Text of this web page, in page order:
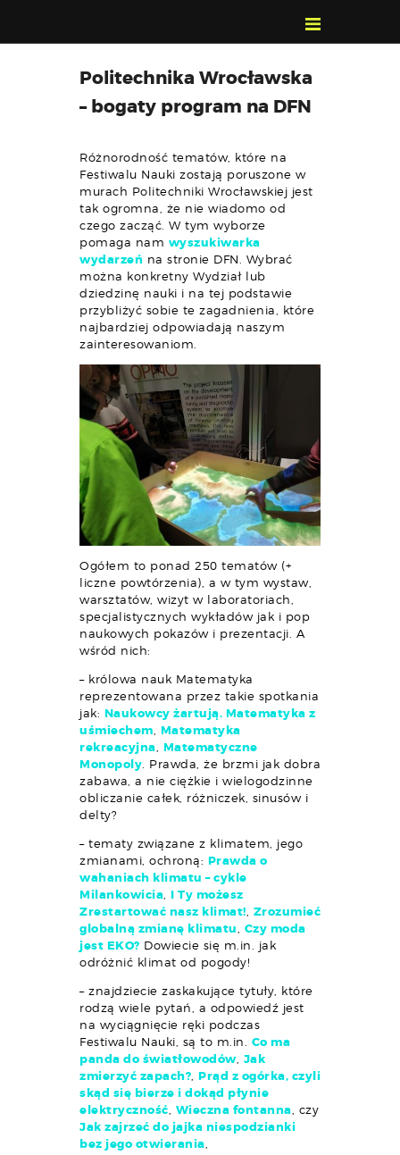
POZNAJ, POLUB,
PAMIĘTAJ!
O FESTIWALU
KONTAKT
WYSZUKIWARKA
WYDARZEŃ
Politechnika Wrocławska
– bogaty program na DFN
Różnorodność tematów, które na
Festiwalu Nauki zostają poruszone w
murach Politechniki Wrocławskiej jest
tak ogromna, że nie wiadomo od
czego zacząć. W tym wyborze
pomaga nam wyszukiwarka
wydarzeń na stronie DFN. Wybrać
można konkretny Wydział lub
dziedzinę nauki i na tej podstawie
przybliżyć sobie te zagadnienia, które
najbardziej odpowiadają naszym
zainteresowaniom.
Ogółem to ponad 250 tematów (+
liczne powtórzenia), a w tym wystaw,
warsztatów, wizyt w laboratoriach,
specjalistycznych wykładów jak i pop
naukowych pokazów i prezentacji. A
wśród nich:
– królowa nauk Matematyka
reprezentowana przez takie spotkania
jak: Naukowcy żartują. Matematyka z
uśmiechem Matematyka
rekreacyjna Matematyczne
Monopoly . Prawda, że brzmi jak dobra
zabawa, a nie ciężkie i wielogodzinne
obliczanie całek, różniczek, sinusów i
delty?
– tematy związane z klimatem, jego
zmianami, ochroną: Prawda o
wahaniach klimatu – cykle
Milankowicia I Ty możesz
Zrestartować nasz klimat! Zrozumieć
globalną zmianę klimatu Czy moda
jest EKO? Dowiecie się m.in. jak
odróżnić klimat od pogody!
– znajdziecie zaskakujące tytuły, które
rodzą wiele pytań, a odpowiedź jest
na wyciągnięcie ręki podczas
Festiwalu Nauki, są to m.in. Co ma
panda do światłowodów, Jak
zmierzyć zapach? Prąd z ogórka, czyli
skąd się bierze i dokąd płynie
elektryczność Wieczna fontanna , czy
Jak zajrzeć do jajka niespodzianki
bez jego otwierania